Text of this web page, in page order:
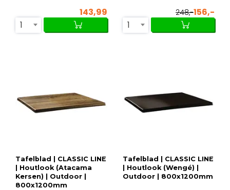
143,99
1
248,-156,-
1
Tafelblad | CLASSIC LINE
| Houtlook (Atacama
Kersen) | Outdoor |
800x1200mm
Tafelblad | CLASSIC LINE
| Houtlook (Wengé) |
Outdoor | 800x1200mm